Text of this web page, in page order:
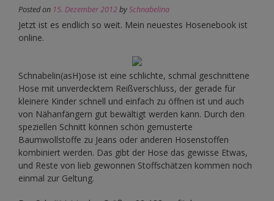
Posted on 15. Dezember 2012bySchnabelina
Jetzt ist es endlich so weit. Mein neuestes Hosenebook ist
online.
Schnabelin(asH)ose ist eine schlichte, schmal geschnittene
Hose mit unverdecktem Reißverschluss, der gerade für
kleinere Kinder schnell und einfach zu öffnen ist und auch
von Nähanfängern gut bewältigt werden kann. Durch den
speziellen Schnitt können schön gemusterte
Baumwollstoffe zu Jeans oder anderen Hosenstoffen
kombiniert werden. Das gibt der Hose das gewisse Etwas,
und Reste von lieb gewonnen Stoffschätzen kommen noch
einmal zur Geltung.